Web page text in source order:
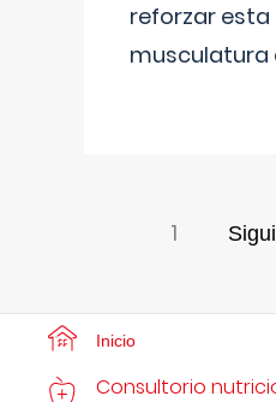
reforzar esta
musculatura
1
Inicio
Consultorio